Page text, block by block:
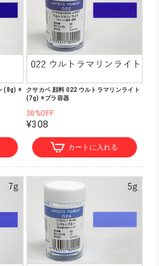
(8g) ※
クサカベ 顔料 022 ウルトラマリンライト
(7g) ※プラ容器
30%OFF
¥308
カートに入れる